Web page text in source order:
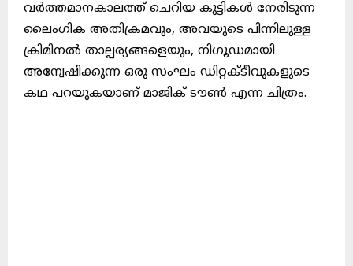
വർത്തമാനകാലത്ത് ചെറിയ കുട്ടികൾ നേരിടുന്ന
ലൈംഗിക അതിക്രമവും, അവയുടെ പിന്നിലുള്ള
ക്രിമിനൽ താല്പര്യങ്ങളെയും, നിഗൂഡമായി
അന്വേഷിക്കുന്ന ഒരു സംഘം ഡിറ്റക്ടീവുകളുടെ
കഥ പറയുകയാണ് മാജിക് ടൗൺ എന്ന ചിത്രം.